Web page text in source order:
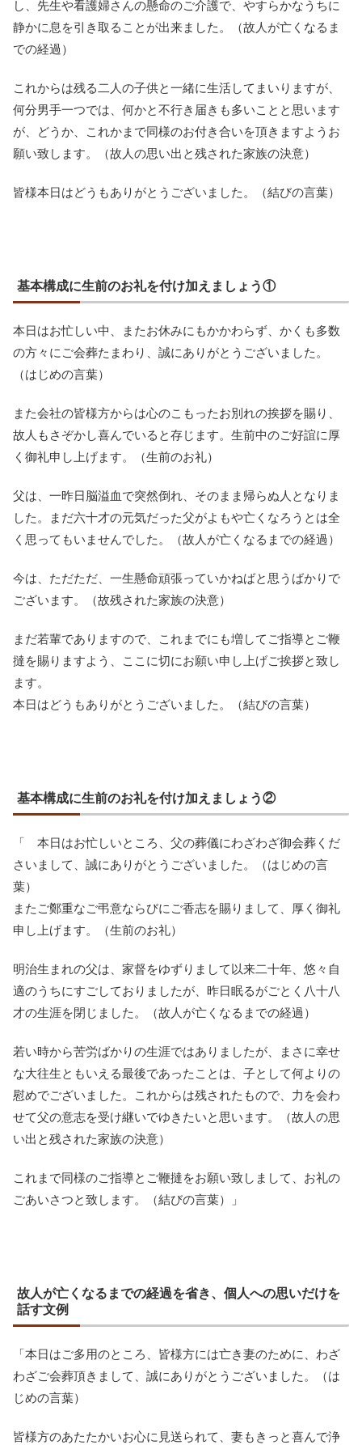
し、先生や看護婦さんの懸命のご介護で、やすらかなうちに
静かに息を引き取ることが出来ました。（故人が亡くなるま
での経過）
これからは残る二人の子供と一緒に生活してまいりますが、
何分男手一つでは、何かと不行き届きも多いことと思います
が、どうか、これかまで同様のお付き合いを頂きますようお
願い致します。（故人の思い出と残された家族の決意）
皆様本日はどうもありがとうございました。（結びの言葉）
基本構成に生前のお礼を付け加えましょう①
本日はお忙しい中、またお休みにもかかわらず、かくも多数
の方々にご会葬たまわり、誠にありがとうございました。
（はじめの言葉）
また会社の皆様方からは心のこもったお別れの挨拶を賜り、
故人もさぞかし喜んでいると存じます。生前中のご好誼に厚
く御礼申し上げます。（生前のお礼）
父は、一昨日脳溢血で突然倒れ、そのまま帰らぬ人となりま
した。まだ六十才の元気だった父がよもや亡くなろうとは全
く思ってもいませんでした。（故人が亡くなるまでの経過）
今は、ただただ、一生懸命頑張っていかねばと思うばかりで
ございます。（故残された家族の決意）
まだ若輩でありますので、これまでにも増してご指導とご鞭
撻を賜りますよう、ここに切にお願い申し上げご挨拶と致し
ます。
本日はどうもありがとうございました。（結びの言葉）
基本構成に生前のお礼を付け加えましょう②
「 本日はお忙しいところ、父の葬儀にわざわざ御会葬くだ
さいまして、誠にありがとうございました。（はじめの言
葉）
またご鄭重なご弔意ならびにご香志を賜りまして、厚く御礼
申し上げます。（生前のお礼）
明治生まれの父は、家督をゆずりまして以来二十年、悠々自
適のうちにすごしておりましたが、昨日眠るがごとく八十八
才の生涯を閉じました。（故人が亡くなるまでの経過）
若い時から苦労ばかりの生涯ではありましたが、まさに幸せ
な大往生ともいえる最後であったことは、子として何よりの
慰めでございました。これからは残されたもので、力を会わ
せて父の意志を受け継いでゆきたいと思います。（故人の思
い出と残された家族の決意）
これまで同様のご指導とご鞭撻をお願い致しまして、お礼の
ごあいさつと致します。（結びの言葉）」
故人が亡くなるまでの経過を省き、個人への思いだけを
話す文例
「本日はご多用のところ、皆様方には亡き妻のために、わざ
わざご会葬頂きまして、誠にありがとうございました。（は
じめの言葉）
皆様方のあたたかいお心に見送られて、妻もきっと喜んで浄